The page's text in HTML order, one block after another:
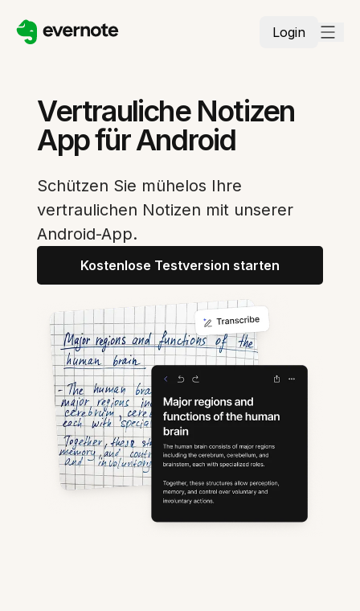
Login
Vertrauliche Notizen
App für Android
Schützen Sie mühelos Ihre
vertraulichen Notizen mit unserer
Android-App.
Kostenlose Testversion starten